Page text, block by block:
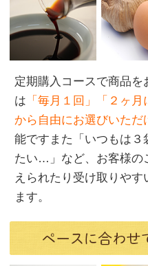
定期購入コースで商品
は 「毎月１回」「２ヶ
から自由にお選びいただ
能ですまた「いつもは３
たい…」など、お客様の
えられたり受け取りや
ます。